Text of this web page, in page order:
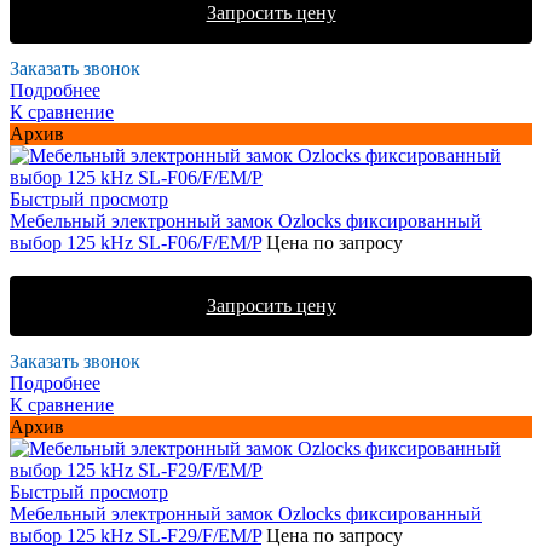
Запросить цену
Заказать звонок
Подробнее
К сравнение
Архив
Быстрый просмотр
Мебельный электронный замок Ozlocks фиксированный
выбор 125 kHz SL-F06/F/EM/P Цена по запросу
Запросить цену
Заказать звонок
Подробнее
К сравнение
Архив
Быстрый просмотр
Мебельный электронный замок Ozlocks фиксированный
выбор 125 kHz SL-F29/F/EM/P Цена по запросу